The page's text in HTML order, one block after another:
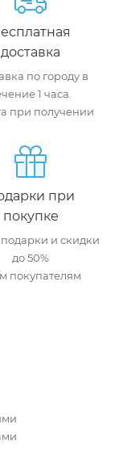
доставка
по городу в
1 часа.
при получении
при
покупке
и скидки
до 50%
покупателям